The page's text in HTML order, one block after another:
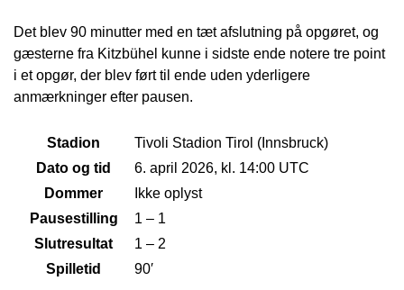
Det blev 90 minutter med en tæt afslutning på opgøret, og
gæsterne fra Kitzbühel kunne i sidste ende notere tre point
i et opgør, der blev ført til ende uden yderligere
anmærkninger efter pausen.
Stadion
Tivoli Stadion Tirol (Innsbruck)
Dato og tid
6. april 2026, kl. 14:00 UTC
Dommer
Ikke oplyst
Pausestilling
1 – 1
Slutresultat
1 – 2
Spilletid
90′